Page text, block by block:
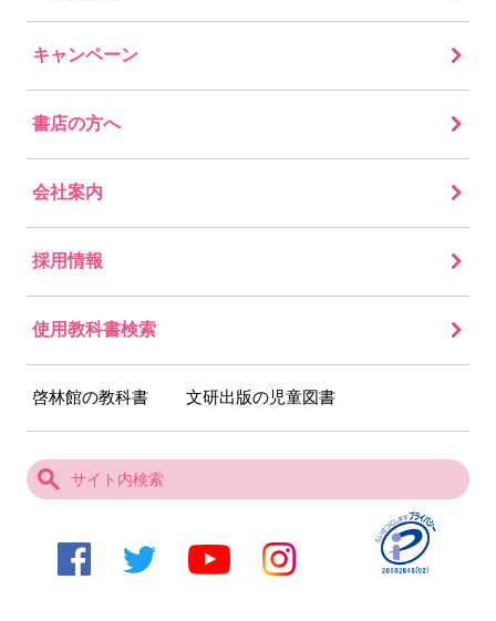
キャンペーン
書店の方へ
会社案内
採用情報
使用教科書検索
啓林館の教科書 文研出版の児童図書